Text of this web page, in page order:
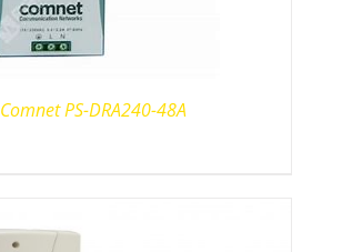
Comnet PS-DRA240-48A